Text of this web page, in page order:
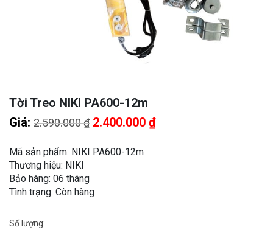
Tời Treo NIKI PA600-12m
Giá: 2.590.000₫ Giá
là:
2.400.000 ₫Giá
Mã sản phẩm: NIKI PA600-12m
Thương hiệu: NIKI
Bảo hàng: 06 tháng
Tình trạng: Còn hàng
Số lượng: